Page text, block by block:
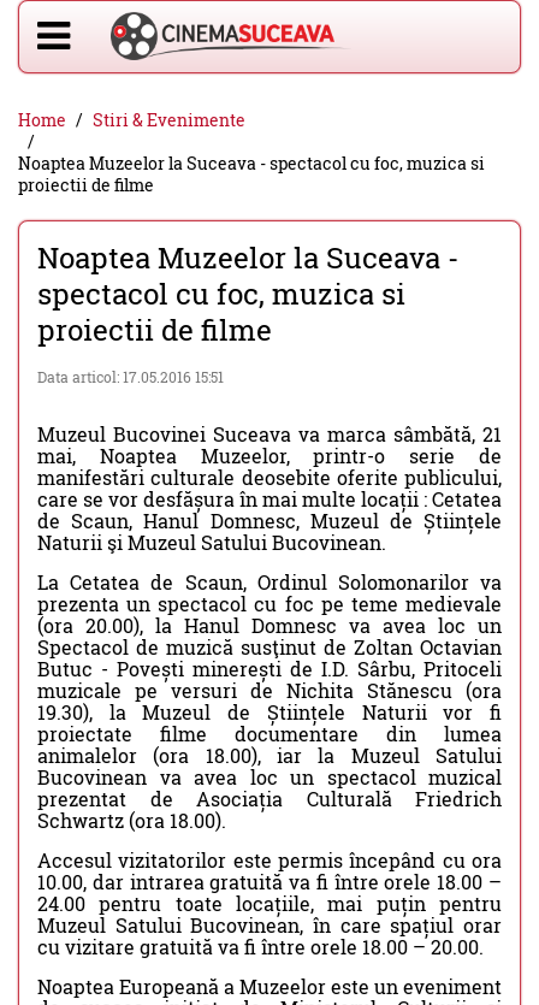
Home
Stiri & Evenimente
Noaptea Muzeelor la Suceava - spectacol cu foc, muzica si
proiectii de filme
Noaptea Muzeelor la Suceava -
spectacol cu foc, muzica si
proiectii de filme
Data articol: 17.05.2016 15:51
Muzeul Bucovinei Suceava va marca sâmbătă, 21
mai, Noaptea Muzeelor, printr-o serie de
manifestări culturale deosebite oferite publicului,
care se vor desfășura în mai multe locații : Cetatea
de Scaun, Hanul Domnesc, Muzeul de Științele
Naturii şi Muzeul Satului Bucovinean.
La Cetatea de Scaun, Ordinul Solomonarilor va
prezenta un spectacol cu foc pe teme medievale
(ora 20.00), la Hanul Domnesc va avea loc un
Spectacol de muzică susţinut de Zoltan Octavian
Butuc - Povești minerești de I.D. Sârbu, Pritoceli
muzicale pe versuri de Nichita Stănescu (ora
19.30), la Muzeul de Științele Naturii vor fi
proiectate filme documentare din lumea
animalelor (ora 18.00), iar la Muzeul Satului
Bucovinean va avea loc un spectacol muzical
prezentat de Asociația Culturală Friedrich
Schwartz (ora 18.00).
Accesul vizitatorilor este permis începând cu ora
10.00, dar intrarea gratuită va fi între orele 18.00 –
24.00 pentru toate locațiile, mai puțin pentru
Muzeul Satului Bucovinean, în care spațiul orar
cu vizitare gratuită va fi între orele 18.00 – 20.00.
Noaptea Europeană a Muzeelor este un eveniment